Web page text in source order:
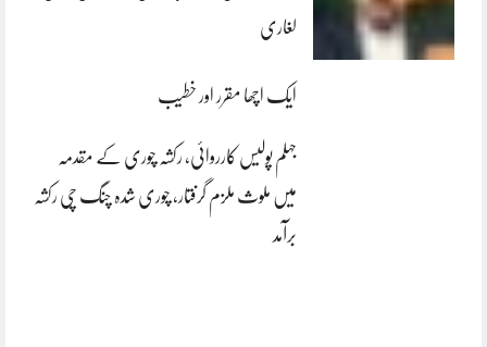
لغاری
ایک اچھا مقرر اور خطیب
جہلم پولیس کارروائی، رکشہ چوری کے مقدمہ
میں ملوث ملزم گرفتار، چوری شدہ چنگ چی رکشہ
برآمد